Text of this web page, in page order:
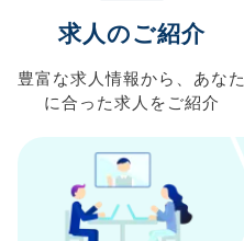
求人のご紹介
豊富な求人情報から、 あなた
に合った求人を ご紹介